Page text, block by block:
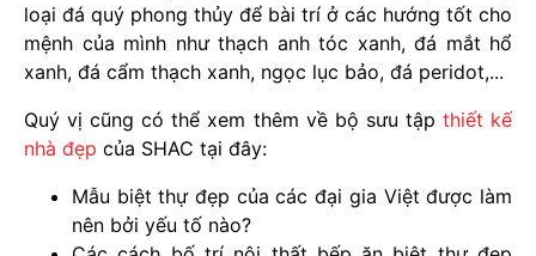
loại đá quý phong thủy để bài trí ở các hướng tốt cho
mệnh của mình như thạch anh tóc xanh, đá mắt hổ
xanh, đá cẩm thạch xanh, ngọc lục bảo, đá peridot,...
Quý vị cũng có thể xem thêm về bộ sưu tập thiết kế
nhà đẹp của SHAC tại đây:
Mẫu biệt thự đẹp của các đại gia Việt được làm
nên bởi yếu tố nào?